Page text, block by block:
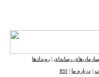
سازمان‌های رسانه‌ای |رویدادها
|درباره ما |
RSS